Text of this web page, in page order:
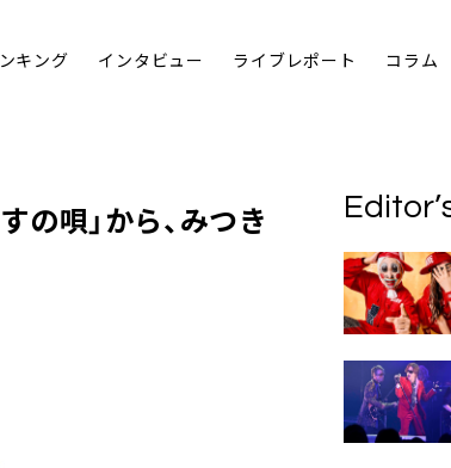
キング インタビュー ライブレポート コラム
の唄」から、みつき